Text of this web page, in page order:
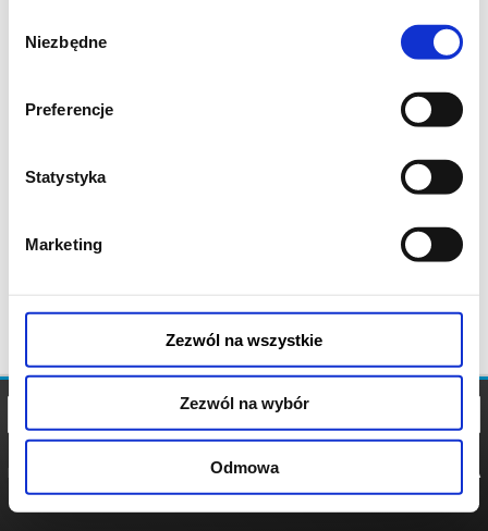
zgody
Niezbędne
Preferencje
Statystyka
Marketing
Zezwól na wszystkie
Zezwól na wybór
Odmowa
POLITYKA
POLITYKA